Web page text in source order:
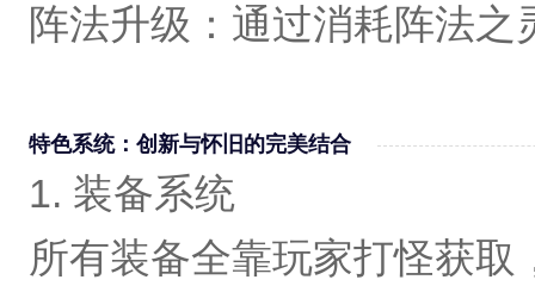
阵法升级‌：通过消耗阵法
特色系统：创新与怀旧的完美结合
1. 装备系统
所有装备全靠玩家打怪获